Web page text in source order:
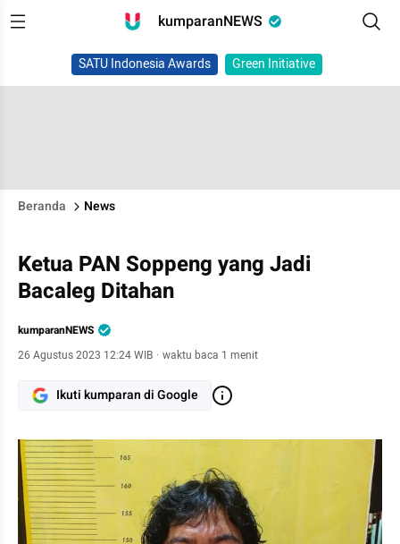
kumparanNEWS
SATU Indonesia Awards Green Initiative
Beranda News
Ketua PAN Soppeng yang Jadi
Bacaleg Ditahan
kumparanNEWS
26 Agustus 2023 12:24 WIB · waktu baca 1 menit
Ikuti kumparan di Google